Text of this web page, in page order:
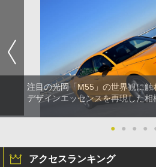
注目の光岡「M55」の世界観に
デザインエッセンスを再現した相
● ● ● ●
アクセスランキング